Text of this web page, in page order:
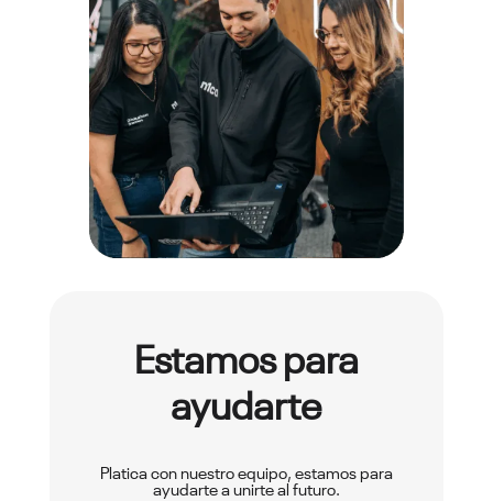
Estamos para
ayudarte
Platica con nuestro equipo, estamos para
ayudarte a unirte al futuro.